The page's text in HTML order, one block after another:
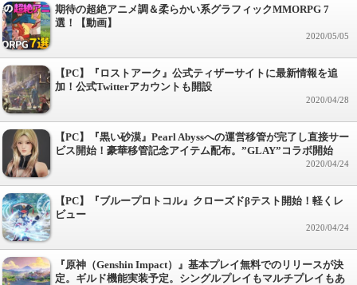
期待の超絶アニメ調＆柔らかい系グラフィックMMORPG 7
選！【動画】
2020/05/05
【PC】『ロストアーク』公式ティザーサイトに最新情報を追
加！公式Twitterアカウントも開設
2020/04/28
【PC】『黒い砂漠』Pearl Abyssへの運営移管が完了し直接サー
ビス開始！豪華移管記念アイテム配布。”GLAY”コラボ開始
2020/04/24
【PC】『ブループロトコル』クローズドβテスト開始！軽くレ
ビュー
2020/04/24
『原神（Genshin Impact）』基本プレイ無料でのリリースが決
定。ギルド機能実装予定。シングルプレイもマルチプレイもあ